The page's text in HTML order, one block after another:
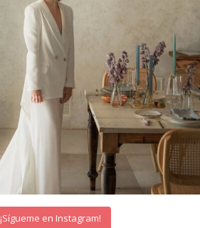
¡Sígueme en Instagram!